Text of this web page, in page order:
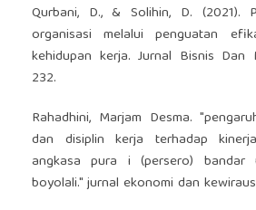
Qurbani, D., & Solihin, D. (2021).
organisasi melalui penguatan
kehidupan kerja. Jurnal Bisnis Dan
232.
Rahadhini, Marjam Desma.
dan disiplin kerja terhadap
angkasa pura i (persero) bandar
boyolali." jurnal ekonomi dan